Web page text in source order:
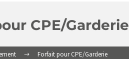
CPE/Garderie
Forfait pour CPE/Garderie